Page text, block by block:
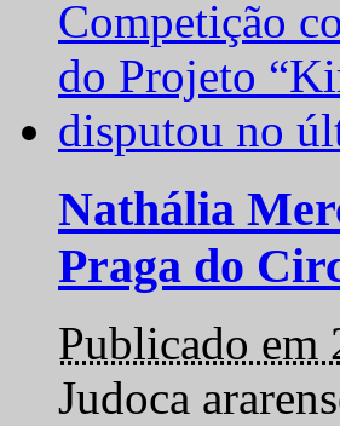
Nathália
Praga do
Publicado em
Judoca